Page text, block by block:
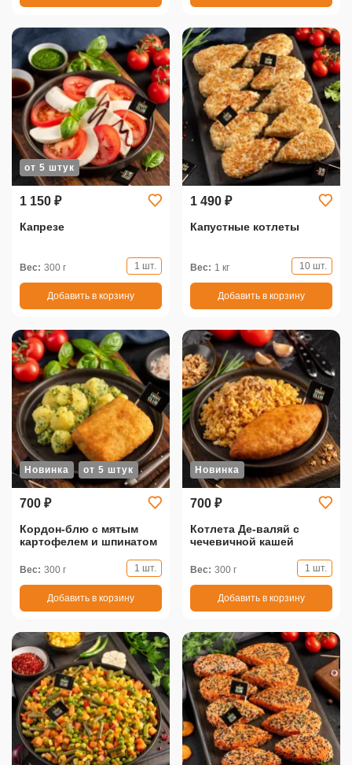
от 5 штук
1 150 ₽
Капрезе
Вес: 300 г 1 шт.
Добавить в корзину
1 490 ₽
Капустные котлеты
Вес: 1 кг 10 шт.
Добавить в корзину
Новинка от 5 штук
700 ₽
Кордон-блю с мятым
картофелем и шпинатом
Вес: 300 г 1 шт.
Добавить в корзину
Новинка
700 ₽
Котлета Де-валяй с
чечевичной кашей
Вес: 300 г 1 шт.
Добавить в корзину